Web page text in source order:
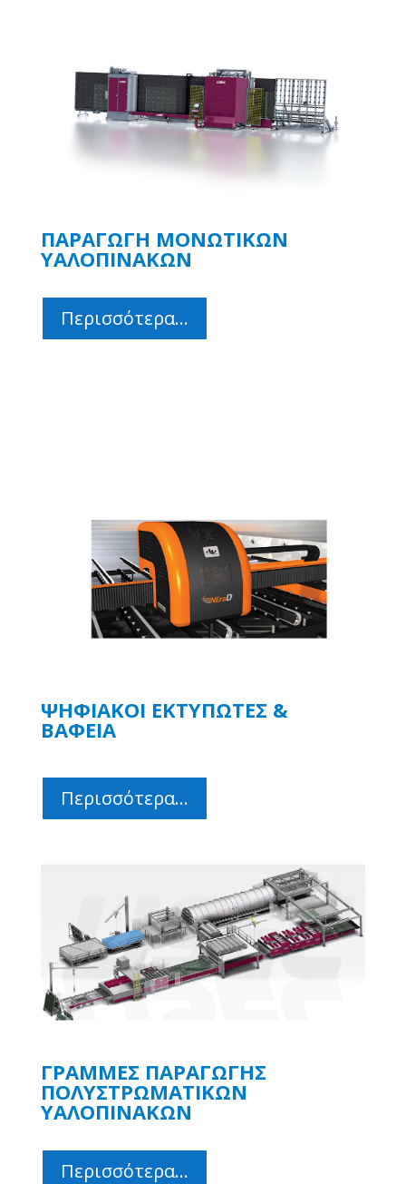
ΠΑΡΑΓΩΓΗ ΜΟΝΩΤΙΚΩΝ
ΥΑΛΟΠΙΝΑΚΩΝ
Περισσότερα...
ΨΗΦΙΑΚΟΙ ΕΚΤΥΠΩΤΕΣ &
ΒΑΦΕΙΑ
Περισσότερα...
ΓΡΑΜΜΕΣ ΠΑΡΑΓΩΓΗΣ
ΠΟΛΥΣΤΡΩΜΑΤΙΚΩΝ
ΥΑΛΟΠΙΝΑΚΩΝ
Περισσότερα...